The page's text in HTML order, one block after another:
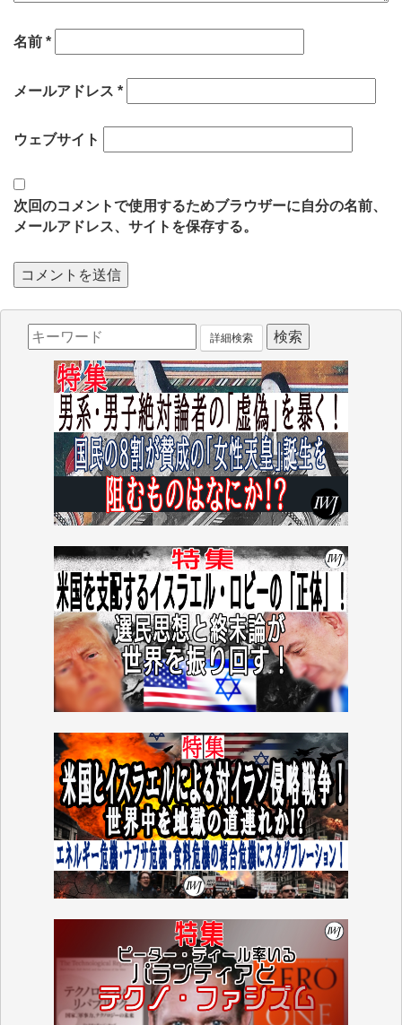
名前 *
メールアドレス *
ウェブサイト
次回のコメントで使用するためブラウザーに自分の名前、
メールアドレス、サイトを保存する。
詳細検索